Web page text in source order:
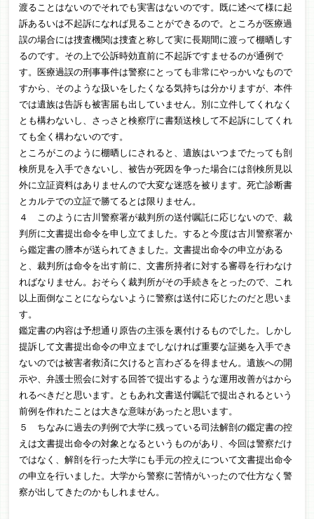
渡ることはないのでそれでも実害はないのです。既に述べて様に起
訴あるいは不起訴になれば見ることができるので。ところが医療過
誤の場合には捜査機関は捜査と称して実に長期間に渡って棚晒しす
るのです。その上で公訴時効直前に不起訴ですませるのが通例で
す。医療過誤の刑事事件は警察にとっても非常にやっかいなもので
すから、そのような扱いをしたくなる気持ちは分かりますが、本件
では遺族は告訴も被害届も出していません。別に立件してくれなく
とも構わないし、さっさと検察庁に書類送検して不起訴にしてくれ
ても全く構わないのです。
ところがこのように棚晒しにされると、遺族はいつまでたっても剖
検所見を入手できないし、被告が死因を争った場合には剖検所見以
外に立証資料はありませんので大変な迷惑を被ります。死亡診断書
とカルテでの立証で勝てるとは限りません。
４ このように古川警察署が裁判所の送付嘱託に応じないので、裁
判所に文書提出命令を申し立てました。すると今度は古川警察署か
ら鑑定書の謄本が送られてきました。文書提出命令の申立がある
と、裁判所は命令を出す前に、文書所持者に対する審尋を行わなけ
ればなりません。おそらく裁判所がその手続きをとったので、これ
以上面倒なことにならないように警察は送付に応じたのだと思いま
す。
鑑定書の内容は予想通り原告の主張を裏付けるものでした。しかし
提訴して文書提出命令の申立までしなければ重要な証拠を入手でき
ないのでは被害者救済に欠けると言わざるを得ません。遺族への開
示や、弁護士照会に対する回答で提出するような運用改善がはから
れるべきだと思います。ともあれ文書送付嘱託で提出されるという
前例を作れたことは大きな意味があったと思います。
５ ちなみに過去の判例で大学に残っている司法解剖の鑑定書の控
えは文書提出命令の対象となるというものがあり、今回は警察だけ
ではなく、解剖を行った大学にも手元の控えについて文書提出命令
の申立を行いました。大学から警察に苦情がいったので仕方なく警
察が出してきたのかもしれません。